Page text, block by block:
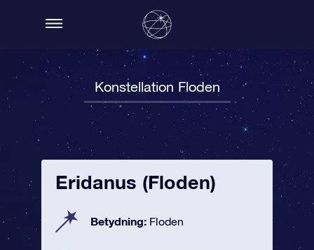
Konstellation Floden
Eridanus (Floden)
Betydning: Floden